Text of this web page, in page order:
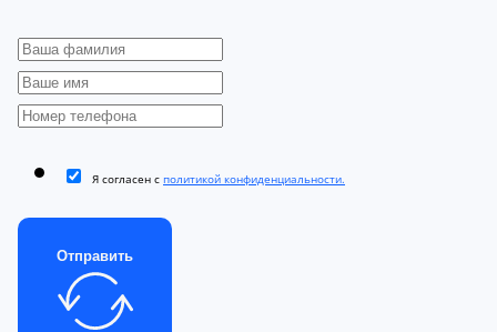
Я согласен с политикой конфиденциальности.
Отправить